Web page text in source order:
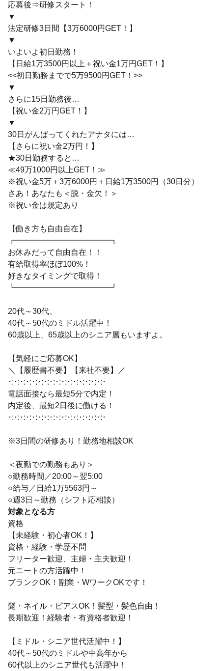
応募後⇒研修スタート！
▼
法定研修3日間【3万6000円GET！】
▼
いよいよ初日勤務！
【日給1万3500円以上＋祝い金1万円GET！】
<<初日勤務までで5万9500円GET！>>
▼
さらに15日勤務後…
【祝い金2万円GET！】
▼
30日がんばってくれたアナタには…
【さらに祝い金2万円！】
★30日勤務すると…
≪49万1000円以上GET！≫
※祝い金5万＋3万6000円＋日給1万3500円（30日分）
さあ！あなたも＜脱・金欠！＞
※祝い金は規定あり
【働き方も自由自在】
┏━━━━━━━━━━━━┓
お休みだって自由自在！！
有給取得率ほぼ100%！
好きなタイミングで取得！
┗━━━━━━━━━━━━┛
20代～30代、
40代～50代のミドル活躍中！
60歳以上、65歳以上のシニア層もいますよ。
【気軽にご応募OK】
＼【履歴書不要】【来社不要】／
･:･:･:･:･:･:･:･:･:･:･:･:･:･:･:･:･
電話面接なら最短5分で内定！
内定後、最短2日後に働ける！
･:･:･:･:･:･:･:･:･:･:･:･:･:･:･:･:･
※3日間の研修あり！勤務地相談OK
＜夜勤での勤務もあり＞
○勤務時間／20:00～翌5:00
○給与／日給1万5563円～
○週3日～勤務（シフト応相談）
対象となる方
資格
【未経験・初心者OK！】
資格・経験・学歴不問
フリーター歓迎、主婦・主夫歓迎！
元ニートの方活躍中！
ブランクOK！副業・WワークOKです！
髭・ネイル・ピアスOK！髪型・髪色自由！
長期歓迎！経験者・有資格者歓迎！
【ミドル・シニア世代活躍中！】
40代～50代のミドルや中高年から
60代以上のシニア世代も活躍中！